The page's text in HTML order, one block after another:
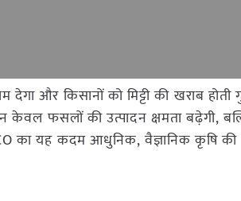
और किसानों को मिट्टी की खराब होती
फसलों की उत्पादन क्षमता बढ़ेगी,
का यह कदम आधुनिक, वैज्ञानिक कृषि